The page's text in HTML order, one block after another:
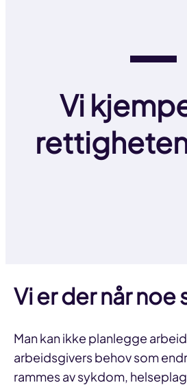
Vi
Vi er der når noe
Man kan ikke planlegge
arbeidsgivers behov som
rammes av sykdom,